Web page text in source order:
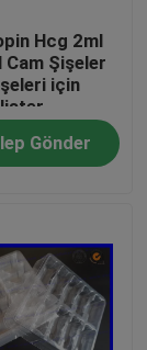
Hcg 2ml
Cam Şişeler
için
Gönder